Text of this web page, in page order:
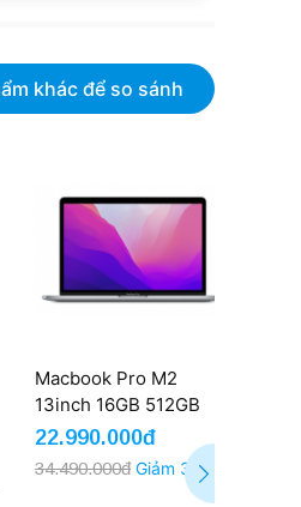
khác để so sánh
Macbook Pro M2
13inch 16GB 512GB
22.990.000đ
34.490.000đ Giảm 33%